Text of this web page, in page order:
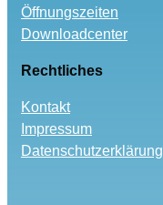
Öffnungszeiten
Downloadcenter
Rechtliches
Kontakt
Impressum
Datenschutzerklärung